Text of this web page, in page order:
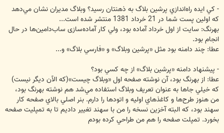
- كي ايده راه‌اندازي پرشين بلاگ به ذهنتان رسيد؟ وبلاگ مديران نشان مي‌دهد
كه اولين پست شما در 21 خرداد 1381 منتشر شده است...
بهرنگ: سايت از اول خرداد آماده بود، ولي كار آماده‌سازی ساب‌دامين‌ها در حال
انجام بود.
عطا: چند دامنه بود مثل «پرشين وبلاگ» و «فارسي بلاگ» و...
- پيشنهاد دامنه «پرشين بلاگ» از چه كسي بود؟
عطا: از بهرنگ بود، آن نوشته صفحه اول «وبلاگ چيست»(كه الآن ديگر نيست)
كه خيلي جاها به عنوان تعريف وبلاگ استفاده مي‌شد هم نوشته بهرنگ بود،
من هنوز طرح‌ها و كاغذهاي اوليه و اتودها را دارم. بنر اصلي بالاي صفحه كار
سهند بود، که البته آخزين نسخه را من با سهند تغيير داديم تا به تمپليت صفحه
بخورد. تمپلت صفحه را هم من طراحي كرده بودم